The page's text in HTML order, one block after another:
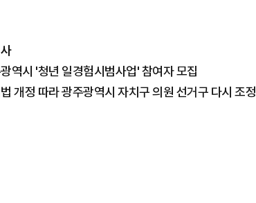
역시 '청년 일경험시범사업' 참여자 모집
개정 따라 광주광역시 자치구 의원 선거구 다시 조정